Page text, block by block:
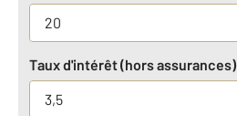
Taux d'intérêt (hors assurances)